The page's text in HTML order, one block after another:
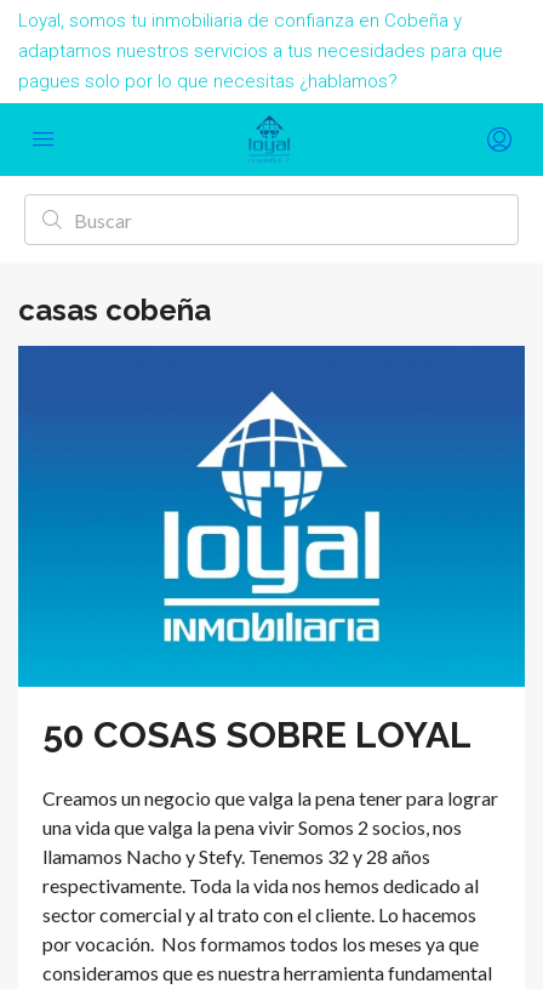
Loyal, somos tu inmobiliaria de confianza en Cobeña y
adaptamos nuestros servicios a tus necesidades para que
pagues solo por lo que necesitas ¿hablamos?
casas cobeña
50 COSAS SOBRE LOYAL
Creamos un negocio que valga la pena tener para lograr
una vida que valga la pena vivir Somos 2 socios, nos
llamamos Nacho y Stefy. Tenemos 32 y 28 años
respectivamente. Toda la vida nos hemos dedicado al
sector comercial y al trato con el cliente. Lo hacemos
por vocación. Nos formamos todos los meses ya que
consideramos que es nuestra herramienta fundamental